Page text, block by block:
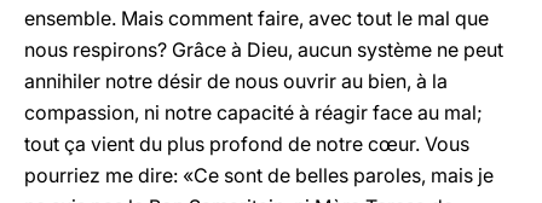
ensemble. Mais comment faire, avec tout le mal que
nous respirons? Grâce à Dieu, aucun système ne peut
annihiler notre désir de nous ouvrir au bien, à la
compassion, ni notre capacité à réagir face au mal;
tout ça vient du plus profond de notre cœur. Vous
pourriez me dire: «Ce sont de belles paroles, mais je